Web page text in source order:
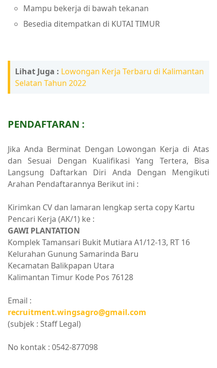
Mampu bekerja di bawah tekanan
Besedia ditempatkan di KUTAI TIMUR
Lihat Juga : Lowongan Kerja Terbaru di Kalimantan
Selatan Tahun 2022
PENDAFTARAN :
Jika Anda Berminat Dengan Lowongan Kerja di Atas
dan Sesuai Dengan Kualifikasi Yang Tertera, Bisa
Langsung Daftarkan Diri Anda Dengan Mengikuti
Arahan Pendaftarannya Berikut ini :
Kirimkan CV dan lamaran lengkap serta copy Kartu
Pencari Kerja (AK/1) ke :
GAWI PLANTATION
Komplek Tamansari Bukit Mutiara A1/12-13, RT 16
Kelurahan Gunung Samarinda Baru
Kecamatan Balikpapan Utara
Kalimantan Timur Kode Pos 76128
Email :
recruitment.wingsagro@gmail.com
(subjek : Staff Legal)
No kontak : 0542-877098